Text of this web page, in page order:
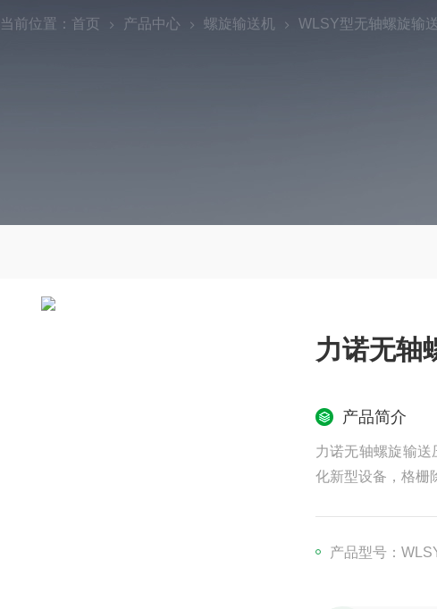
当前位置： 首页 产品中心 螺旋输送机 WLSY型无轴螺旋输
力诺无轴
产品简介
力诺无轴螺旋输
化新型设备，格栅
产品型号：